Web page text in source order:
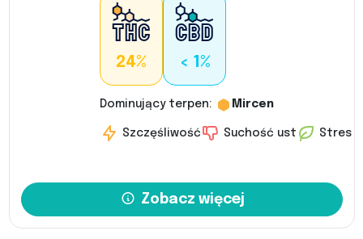
24% < 1%
Dominujący terpen: Mircen
Szczęśliwość Suchość ust Stres
Zobacz więcej